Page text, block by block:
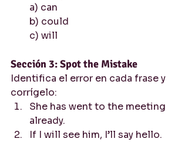
a) can
b) could
c) will
Sección 3: Spot the Mistake
Identifica el error en cada frase y
corrígelo:
She has went to the meeting
already.
If I will see him, I’ll say hello.